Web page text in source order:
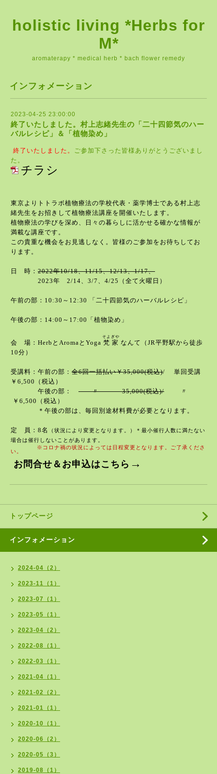
holistic living *Herbs for
M*
aromaterapy * medical herb * bach flower remedy
インフォメーション
2023-04-25 23:00:00
終了いたしました。村上志緒先生の「二十四節気のハー
バルレシピ」＆「植物染め」
終了いたしました。 ご参加下さった皆様ありがとうございまし
た。
チラシ
東京よりトトラボ植物療法の学校代表・薬学博士である村上志
緒先生をお招きして植物療法講座を開催いたします。
植物療法の学びを深め、日々の暮らしに活かせる確かな情報が
満載な講座です。
この貴重な機会をお見逃しなく。皆様のご参加をお待ちしてお
ります。
日 時： 2022年10/18、11/15、12/13、1/17、
2023年 2/14
3/7、4/25 （全て火曜日）
午前の部： 10:30 ～ 12:30 「二十四節気のハーバルレシピ」
午後の部： 14:00 ～ 17:00「植物染め」
会 場： Herb と Aroma と Yoga 梵家
そよぎや
なんて（ JR平野駅から徒歩
10分）
受講料： 午前の部： 全6回一括払い￥35,000(税込)/ 単回受講
￥ 6,500
（税込）
午後の部： 〃35,000(税込)/
〃
￥ 6,500
（税込）
＊午後の部は、毎回別途材料費が必要となります。
定 員： 8名 （状況により変更となります。）
＊最小催行人数に満たない
場合は催行しないことがあります。
※コロナ禍の状況によっては日程変更となります。ご了承くださ
い。
お問合せ＆お申込はこちら →
トップページ
インフォメーション
2024-04（2）
2023-11（1）
2023-07（1）
2023-05（1）
2023-04（2）
2022-08（1）
2022-03（1）
2021-04（1）
2021-02（2）
2021-01（1）
2020-10（1）
2020-06（2）
2020-05（3）
2019-08（1）